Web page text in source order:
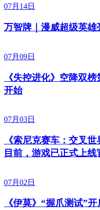
07月14日
万智牌｜漫威超级英
07月09日
《失控进化》空降双
开始
07月03日
《索尼克赛车：交叉
目前，游戏已正式上
07月02日
《伊莫》“握爪测试”